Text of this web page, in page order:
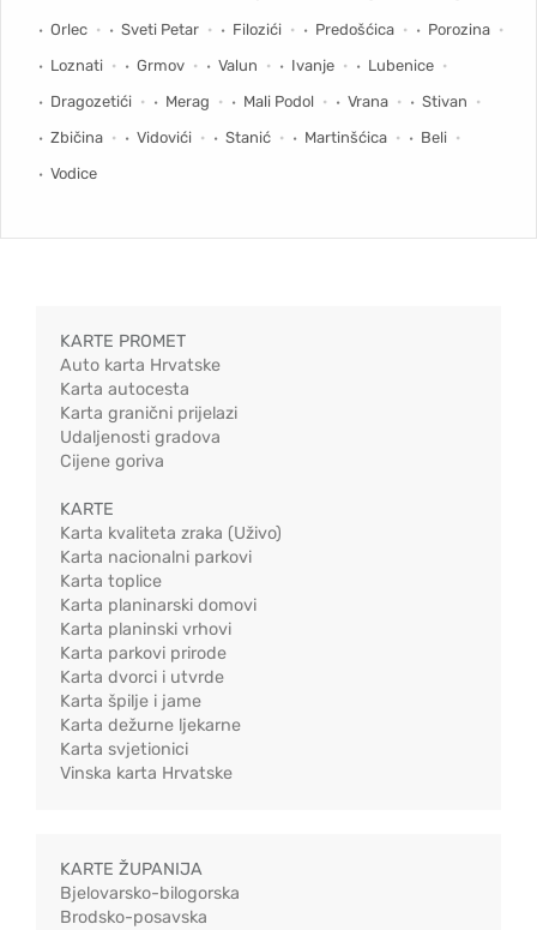
Orlec Sveti Petar Filozići Predošćica
Porozina
Loznati
Grmov Valun Ivanje
Lubenice
Dragozetići
Merag Mali Podol Vrana
Stivan
Zbičina
Vidovići Stanić Martinšćica
Beli
Vodice
KARTE PROMET
Auto karta Hrvatske
Karta autocesta
Karta granični prijelazi
Udaljenosti gradova
Cijene goriva
KARTE
Karta kvaliteta zraka (Uživo)
Karta nacionalni parkovi
Karta toplice
Karta planinarski domovi
Karta planinski vrhovi
Karta parkovi prirode
Karta dvorci i utvrde
Karta špilje i jame
Karta dežurne ljekarne
Karta svjetionici
Vinska karta Hrvatske
KARTE ŽUPANIJA
Bjelovarsko-bilogorska
Brodsko-posavska